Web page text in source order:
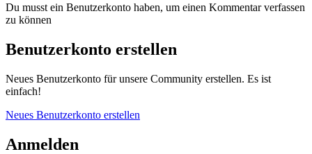
Du musst ein Benutzerkonto haben, um einen Kommentar verfassen
zu können
Benutzerkonto erstellen
Neues Benutzerkonto für unsere Community erstellen. Es ist
einfach!
Neues Benutzerkonto erstellen
Anmelden